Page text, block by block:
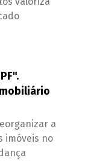
a
imóveis no